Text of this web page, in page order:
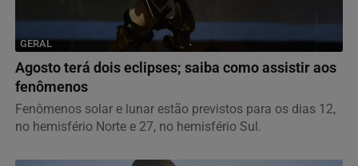
GERAL
Agosto terá dois eclipses; saiba como assistir aos
fenômenos
Fenômenos solar e lunar estão previstos para os dias 12,
no hemisfério Norte e 27, no hemisfério Sul.